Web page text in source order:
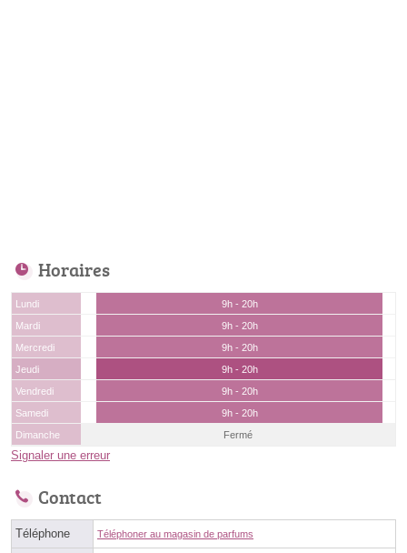
Horaires
Lundi
9h - 20h
Mardi
9h - 20h
Mercredi
9h - 20h
Jeudi
9h - 20h
Vendredi
9h - 20h
Samedi
9h - 20h
Dimanche
Fermé
Signaler une erreur
Contact
Téléphone Téléphoner au magasin de parfums